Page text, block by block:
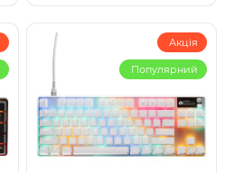
Акція
Популярний